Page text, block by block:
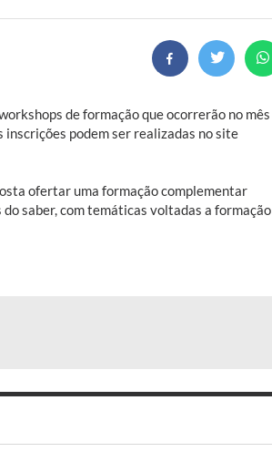
de formação que ocorrerão no mês
inscrições podem ser realizadas no site
ofertar uma formação complementar
saber, com temáticas voltadas a formação